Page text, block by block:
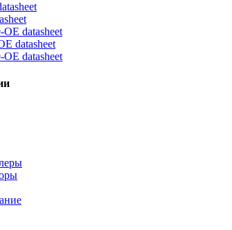
datasheet
datasheet
datasheet